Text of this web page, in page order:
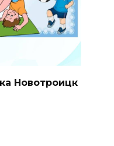
Новотроицк